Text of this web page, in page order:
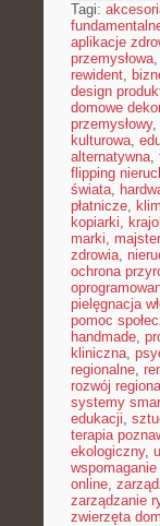
Tagi:
aplikacje
przemysłowa,
rewident,
design
domowe
przemysłowy,
kulturowa,
alternatywna,
flipping
świata,
płatnicze,
kopiarki,
marki,
zdrowia,
ochrona
pielęgnacja
pomoc
handmade,
kliniczna,
regionalne,
rozwój
systemy
edukacji,
terapia
ekologiczny,
online,
zarządzanie
zwierzęta